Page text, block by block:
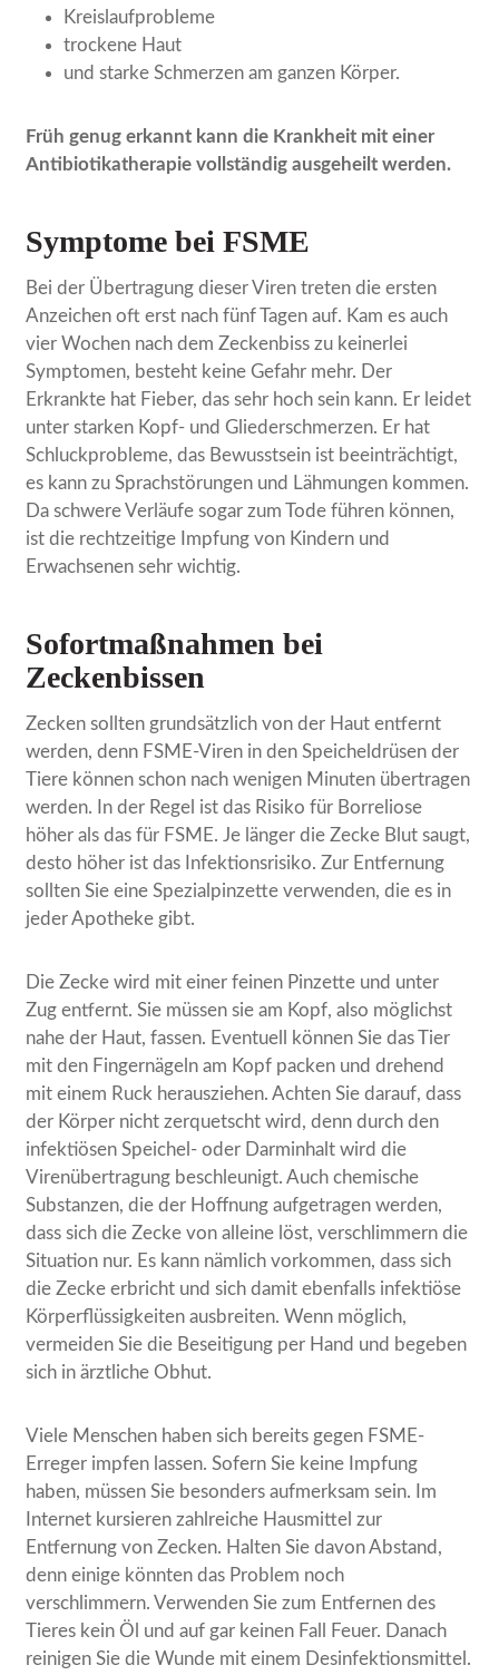
Kreislaufprobleme
trockene Haut
und starke Schmerzen am ganzen Körper.
Früh genug erkannt kann die Krankheit mit einer
Antibiotikatherapie vollständig ausgeheilt werden.
Symptome bei FSME
Bei der Übertragung dieser Viren treten die ersten
Anzeichen oft erst nach fünf Tagen auf. Kam es auch
vier Wochen nach dem Zeckenbiss zu keinerlei
Symptomen, besteht keine Gefahr mehr. Der
Erkrankte hat Fieber, das sehr hoch sein kann. Er leidet
unter starken Kopf- und Gliederschmerzen. Er hat
Schluckprobleme, das Bewusstsein ist beeinträchtigt,
es kann zu Sprachstörungen und Lähmungen kommen.
Da schwere Verläufe sogar zum Tode führen können,
ist die rechtzeitige Impfung von Kindern und
Erwachsenen sehr wichtig.
Sofortmaßnahmen bei
Zeckenbissen
Zecken sollten grundsätzlich von der Haut entfernt
werden, denn FSME-Viren in den Speicheldrüsen der
Tiere können schon nach wenigen Minuten übertragen
werden. In der Regel ist das Risiko für Borreliose
höher als das für FSME. Je länger die Zecke Blut saugt,
desto höher ist das Infektionsrisiko. Zur Entfernung
sollten Sie eine Spezialpinzette verwenden, die es in
jeder Apotheke gibt.
Die Zecke wird mit einer feinen Pinzette und unter
Zug entfernt. Sie müssen sie am Kopf, also möglichst
nahe der Haut, fassen. Eventuell können Sie das Tier
mit den Fingernägeln am Kopf packen und drehend
mit einem Ruck herausziehen. Achten Sie darauf, dass
der Körper nicht zerquetscht wird, denn durch den
infektiösen Speichel- oder Darminhalt wird die
Virenübertragung beschleunigt. Auch chemische
Substanzen, die der Hoffnung aufgetragen werden,
dass sich die Zecke von alleine löst, verschlimmern die
Situation nur. Es kann nämlich vorkommen, dass sich
die Zecke erbricht und sich damit ebenfalls infektiöse
Körperflüssigkeiten ausbreiten. Wenn möglich,
vermeiden Sie die Beseitigung per Hand und begeben
sich in ärztliche Obhut.
Viele Menschen haben sich bereits gegen FSME-
Erreger impfen lassen. Sofern Sie keine Impfung
haben, müssen Sie besonders aufmerksam sein. Im
Internet kursieren zahlreiche Hausmittel zur
Entfernung von Zecken. Halten Sie davon Abstand,
denn einige könnten das Problem noch
verschlimmern. Verwenden Sie zum Entfernen des
Tieres kein Öl und auf gar keinen Fall Feuer. Danach
reinigen Sie die Wunde mit einem Desinfektionsmittel.